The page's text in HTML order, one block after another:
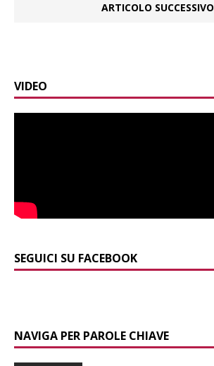
ARTICOLO SUCCESSIVO
VIDEO
SEGUICI SU FACEBOOK
NAVIGA PER PAROLE CHIAVE